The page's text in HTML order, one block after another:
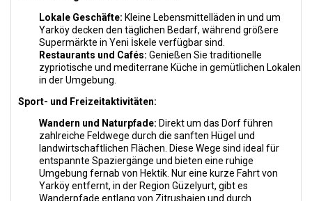
Lokale Geschäfte: Kleine Lebensmittelläden in und um
Yarköy decken den täglichen Bedarf, während größere
Supermärkte in Yeni İskele verfügbar sind.
Restaurants und Cafés: Genießen Sie traditionelle
zypriotische und mediterrane Küche in gemütlichen Lokalen
in der Umgebung.
Sport- und Freizeitaktivitäten:
Wandern und Naturpfade: Direkt um das Dorf führen
zahlreiche Feldwege durch die sanften Hügel und
landwirtschaftlichen Flächen. Diese Wege sind ideal für
entspannte Spaziergänge und bieten eine ruhige
Umgebung fernab von Hektik. Nur eine kurze Fahrt von
Yarköy entfernt, in der Region Güzelyurt, gibt es
Wanderpfade entlang von Zitrushaien und durch